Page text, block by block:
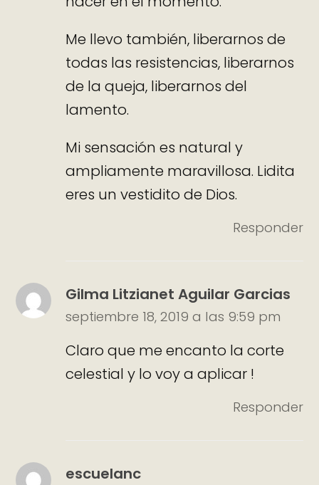
Me llevo también, liberarnos de
todas las resistencias, liberarnos
de la queja, liberarnos del
lamento.
Mi sensación es natural y
ampliamente maravillosa. Lidita
eres un vestidito de Dios.
Responder
Gilma Litzianet Aguilar Garcias
septiembre 18, 2019 a las 9:59 pm
Claro que me encanto la corte
celestial y lo voy a aplicar !
Responder
escuelanc